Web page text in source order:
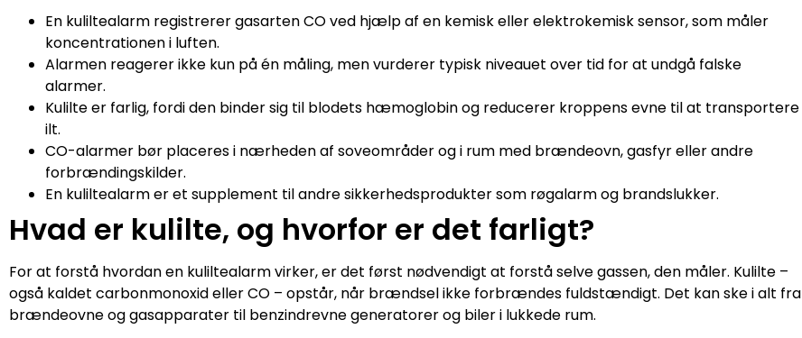
En kuliltealarm registrerer gasarten CO ved hjælp af en kemisk eller elektrokemisk sensor, som måler
koncentrationen i luften.
Alarmen reagerer ikke kun på én måling, men vurderer typisk niveauet over tid for at undgå falske
alarmer.
Kulilte er farlig, fordi den binder sig til blodets hæmoglobin og reducerer kroppens evne til at transportere
ilt.
CO-alarmer bør placeres i nærheden af soveområder og i rum med brændeovn, gasfyr eller andre
forbrændingskilder.
En kuliltealarm er et supplement til andre sikkerhedsprodukter som røgalarm og brandslukker.
Hvad er kulilte, og hvorfor er det farligt?
For at forstå hvordan en kuliltealarm virker, er det først nødvendigt at forstå selve gassen, den måler. Kulilte –
også kaldet carbonmonoxid eller CO – opstår, når brændsel ikke forbrændes fuldstændigt. Det kan ske i alt fra
brændeovne og gasapparater til benzindrevne generatorer og biler i lukkede rum.